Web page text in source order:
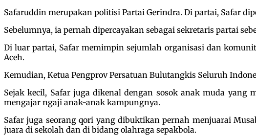
Safaruddin merupakan politisi Partai Gerindra. Di partai, Safar
Sebelumnya, ia pernah dipercayakan sebagai sekretaris partai
Di luar partai, Safar memimpin sejumlah organisasi dan
Aceh.
Kemudian, Ketua Pengprov Persatuan Bulutangkis Seluruh
Sejak kecil, Safar juga dikenal dengan sosok anak muda
mengajar ngaji anak-anak kampungnya.
Safar juga seorang qori yang dibuktikan pernah menjuarai
juara di sekolah dan di bidang olahraga sepakbola.